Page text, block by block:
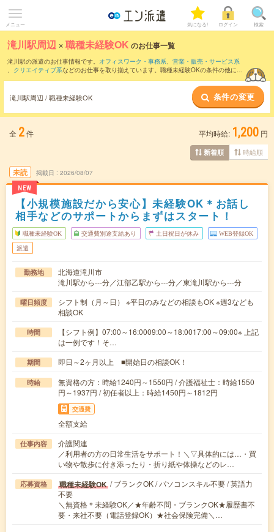
メニュー 気になる! ログイン 検索
滝川駅周辺 ×職種未経験OK のお仕事一覧
滝川駅の派遣のお仕事情報です。 オフィスワーク・事務系、 営業・販売・サービス系
、 クリエイティブ系などのお仕事を取り揃えています。職種未経験OKの条件の他に、
滝川駅周辺 / 職種未経験OK 条件の変更
全 2件 平均時給: 1,200 円
新着順 時給順
未読
NEW
掲載日 2026/08/07
【小規模施設だから安心】未経験OK＊お話し
相手などのサポートからまずはスタート！
職種未経験OK 交通費別途支給あり 土日祝日が休み WEB登録OK
派遣
勤務地
北海道滝川市
滝川駅から---分／江部乙駅から---分／東滝川駅から---分
曜日頻度
シフト制（月～日） ※平日のみなどの相談もOK ※週3なども
相談OK
時間
【シフト例】07:00～16:0009:00～18:0017:00～09:00※ 上記
は一例です！そ…
期間 即日～2ヶ月以上 ■開始日の相談OK！
時給
無資格の方：時給1240円～1550円 / 介護福祉士：時給1550
円～1937円 / 初任者以上：時給1450円～1812円
交通費
全額支給
仕事内容
介護関連
／利用者の方の日常生活をサポート！＼▽具体的には…・買
い物や散歩に付き添ったり・折り紙や体操などのレ…
応募資格 職種未経験OK / ブランクOK / パソコンスキル不要 / 英語力
不要
＼無資格＊未経験OK／★年齢不問・ブランクOK★履歴書不
要・来社不要（電話登録OK）★社会保険完備＼…